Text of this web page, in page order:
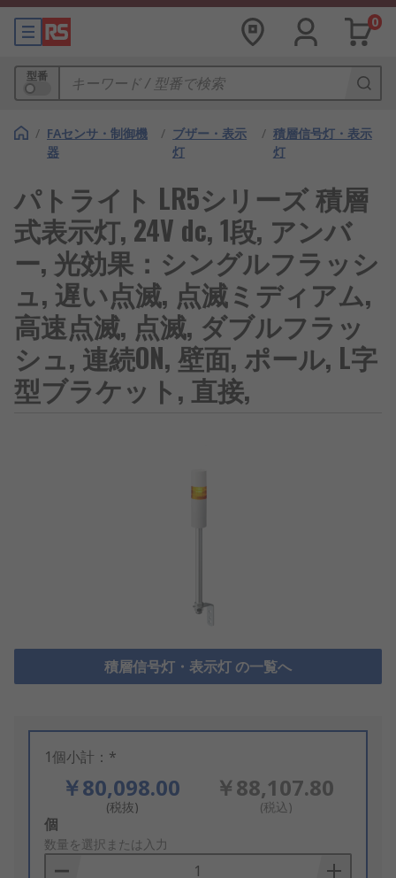
0
型番
/ FAセンサ・制御機
器
/ ブザー・表示
灯
/ 積層信号灯・表示
灯
パトライト LR5シリーズ 積層
式表示灯, 24V dc, 1段, アンバ
ー, 光効果：シングルフラッシ
ュ, 遅い点滅, 点滅ミディアム,
高速点滅, 点滅, ダブルフラッ
シュ, 連続ON, 壁面, ポール, L字
型ブラケット, 直接,
積層信号灯・表示灯 の一覧へ
1個小計：*
￥80,098.00
(税抜)
￥88,107.80
(税込)
Add
to
Basket
個
数量を選択または入力